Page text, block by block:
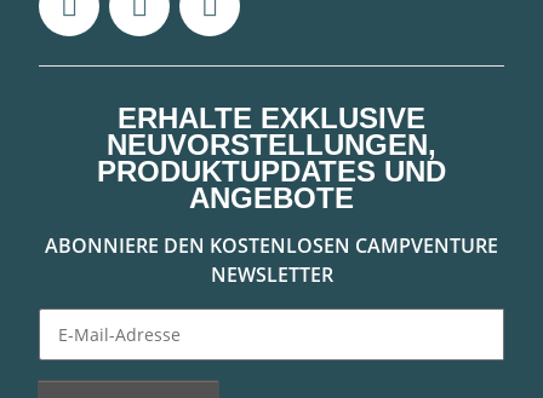
ERHALTE EXKLUSIVE
NEUVORSTELLUNGEN,
PRODUKTUPDATES UND
ANGEBOTE
ABONNIERE DEN KOSTENLOSEN CAMPVENTURE
NEWSLETTER